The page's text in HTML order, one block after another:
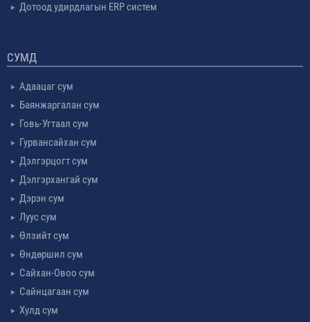
Дотоод удирдлагын ERP систем
СУМД
Адаацаг сум
Баянжаргалан сум
Говь-Угтаал сум
Гурвансайхан сум
Дэлгэрцогт сум
Дэлгэрхангай сум
Дэрэн сум
Луус сум
Өлзийт сум
Өндөршил сум
Сайхан-Овоо сум
Сайнцагаан сум
Хулд сум